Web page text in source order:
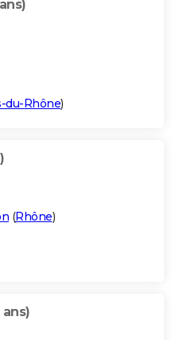
du-Rhône)
(Rhône)
ans)